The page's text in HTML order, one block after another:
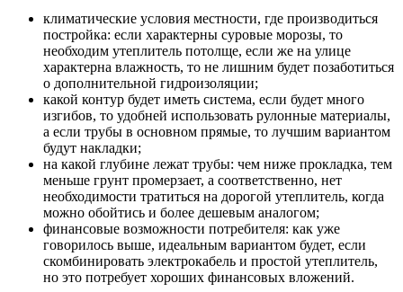
климатические условия местности, где производиться
постройка: если характерны суровые морозы, то
необходим утеплитель потолще, если же на улице
характерна влажность, то не лишним будет позаботиться
о дополнительной гидроизоляции;
какой контур будет иметь система, если будет много
изгибов, то удобней использовать рулонные материалы,
а если трубы в основном прямые, то лучшим вариантом
будут накладки;
на какой глубине лежат трубы: чем ниже прокладка, тем
меньше грунт промерзает, а соответственно, нет
необходимости тратиться на дорогой утеплитель, когда
можно обойтись и более дешевым аналогом;
финансовые возможности потребителя: как уже
говорилось выше, идеальным вариантом будет, если
скомбинировать электрокабель и простой утеплитель,
но это потребует хороших финансовых вложений.